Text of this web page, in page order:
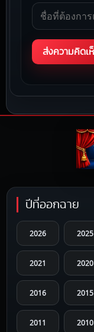
ปีที่ออกฉาย
2026 2025
2021 2020
2016 2015
2011 2010